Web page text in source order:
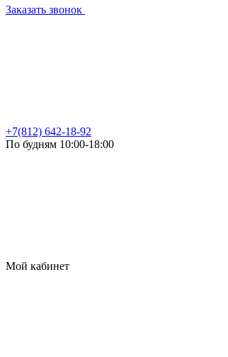
Заказать звонок
+7(812) 642-18-92
По будням 10:00-18:00
Мой кабинет